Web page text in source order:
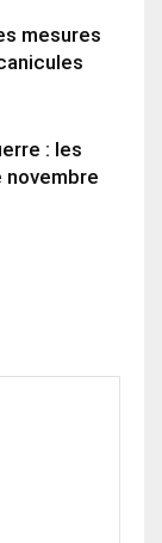
mesures
: les
novembre